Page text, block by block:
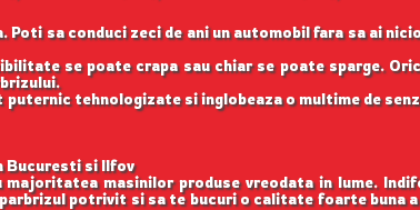
sa conduci zeci de ani un automobil fara sa ai
se poate crapa sau chiar se poate sparge.
tehnologizate si inglobeaza o multime de
Bucuresti si Ilfov
masinilor produse vreodata in lume.
potrivit si sa te bucuri o calitate foarte buna